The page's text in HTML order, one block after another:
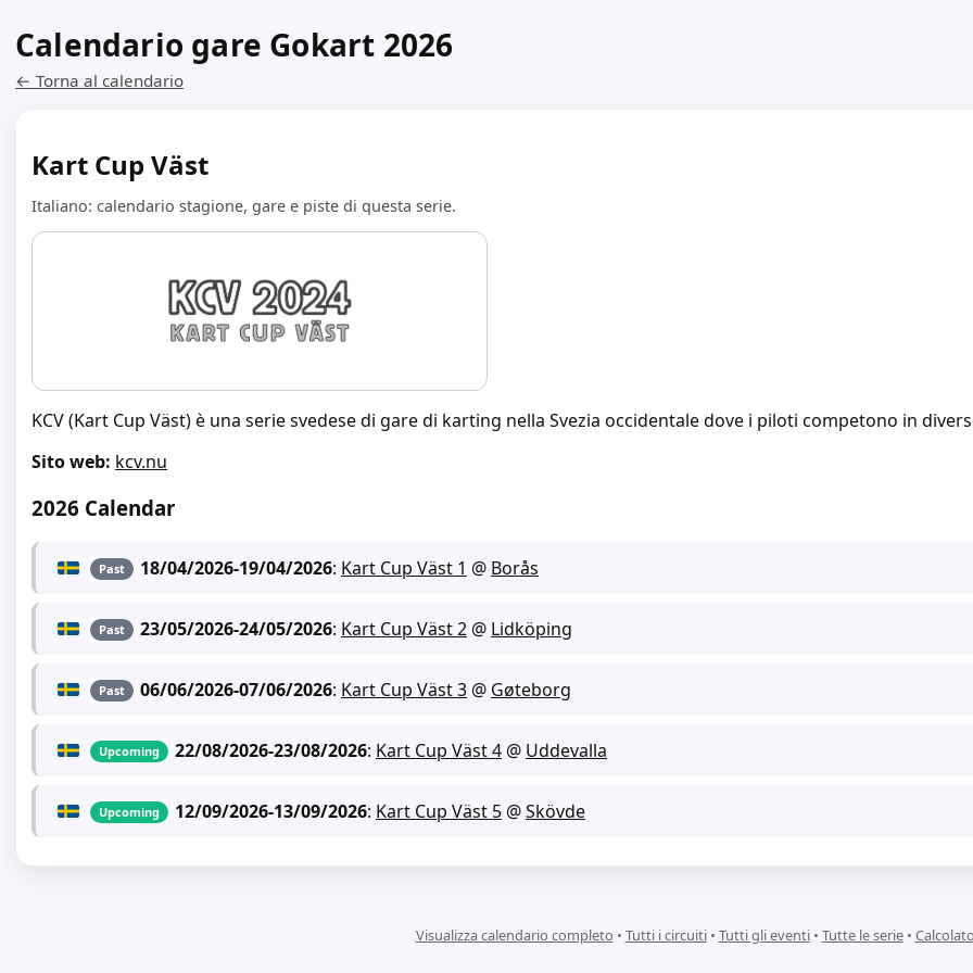
Calendario gare Gokart 2026
← Torna al calendario
Kart Cup Väst
Italiano: calendario stagione, gare e piste di questa serie.
KCV (Kart Cup Väst) è una serie svedese di gare di karting nella Svezia occidentale dove i piloti competono in
Sito web: kcv.nu
2026 Calendar
Past 18/04/2026-19/04/2026: Kart Cup Väst 1 @ Borås
Past 23/05/2026-24/05/2026: Kart Cup Väst 2 @ Lidköping
Past 06/06/2026-07/06/2026: Kart Cup Väst 3 @ Gøteborg
Upcoming 22/08/2026-23/08/2026: Kart Cup Väst 4 @ Uddevalla
Upcoming 12/09/2026-13/09/2026: Kart Cup Väst 5 @Skövde
Visualizza calendario completo • Tutti i circuiti• Tutti gli eventi• Tutte le serie•